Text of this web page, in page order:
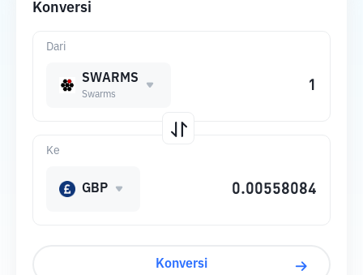
Konversi
Dari
SWARMS
Swarms
Ke
GBP
Konversi